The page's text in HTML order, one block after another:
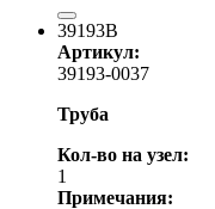
39193B
Артикул:
39193-0037
Труба
Кол-во на узел:
1
Примечания: